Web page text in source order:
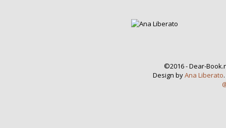
©2016 - Dear-
Design byAna Liberato